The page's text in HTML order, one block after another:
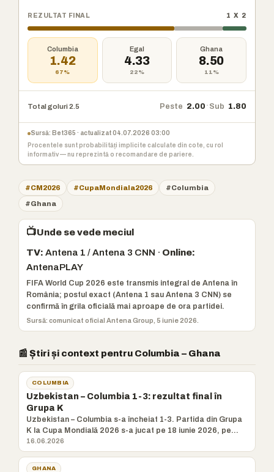
REZULTAT FINAL 1 X 2
Columbia
1.42
67%
Egal
4.33
22%
Ghana
8.50
11%
Total goluri 2.5 Peste 2.00 · Sub 1.80
Sursă: Bet365 · actualizat 04.07.2026 03:00
Procentele sunt probabilități implicite calculate din cote, cu rol
informativ — nu reprezintă o recomandare de pariere.
#CM2026 #CupaMondiala2026 #Columbia
#Ghana
📺Unde se vede meciul
TV: Antena 1 / Antena 3 CNN · Online:
AntenaPLAY
FIFA World Cup 2026 este transmis integral de Antena în
România; postul exact (Antena 1 sau Antena 3 CNN) se
confirmă în grila oficială mai aproape de ora partidei.
Sursă: comunicat oficial Antena Group, 5 iunie 2026.
📰 Știri și context pentru Columbia – Ghana
COLUMBIA
Uzbekistan – Columbia 1-3: rezultat final în
Grupa K
Uzbekistan – Columbia s-a încheiat 1-3. Partida din Grupa
K la Cupa Mondială 2026 s-a jucat pe 18 iunie 2026, pe
Estadio
16.06.2026
GHANA